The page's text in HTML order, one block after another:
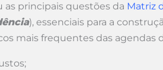
as principais questões da Matriz
), essenciais para a
mais frequentes das agendas